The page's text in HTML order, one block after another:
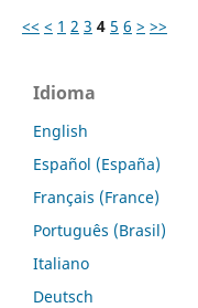
<< < 1 2 3 4 5 6 > >>
Idioma
English
Español (España)
Français (France)
Português (Brasil)
Italiano
Deutsch